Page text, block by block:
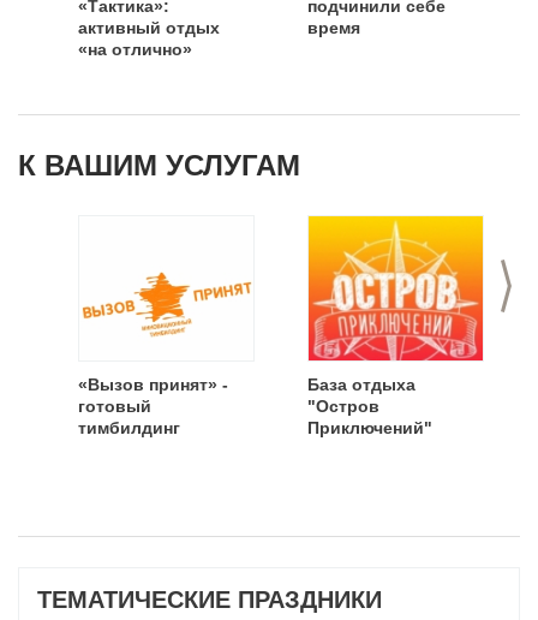
«Тактика»:
активный отдых
«на отлично»
подчинили себе
время
К ВАШИМ УСЛУГАМ
>
«Вызов принят» -
готовый
тимбилдинг
База отдыха
"Остров
Приключений"
ТЕМАТИЧЕСКИЕ ПРАЗДНИКИ